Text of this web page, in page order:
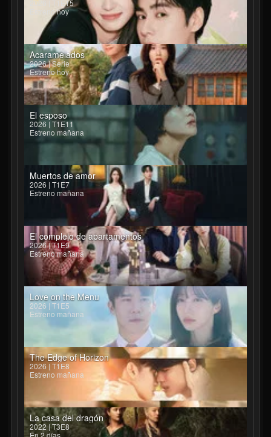
2026 | T1E15
Estreno hoy
Acaramelados
2026 | Serie
Estreno hoy
El esposo
2026 | T1E11
Estreno mañana
Muertos de amor
2026 | T1E7
Estreno mañana
El complejo de apartamentos
2026 | T1E9
Estreno mañana
Love on the Menu
2026 | T1E5
Estreno mañana
The Edge of Horizon
2026 | T1E8
Estreno mañana
La casa del dragón
2022 | T3E8